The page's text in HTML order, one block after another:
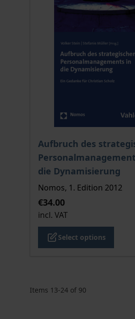
Aufbruch des
die Dynamisierung
The price depends on
Nomos, 1. Edition 2012
€34.00
incl. VAT
Select options
Items 13-24 of 90